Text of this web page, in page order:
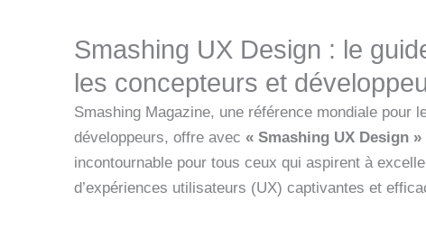
Smashing UX Design : le
les concepteurs et
Smashing Magazine, une référence mondiale pour
développeurs, offre avec « Smashing UX Design »
incontournable pour tous ceux qui aspirent à
d’expériences utilisateurs (UX) captivantes et